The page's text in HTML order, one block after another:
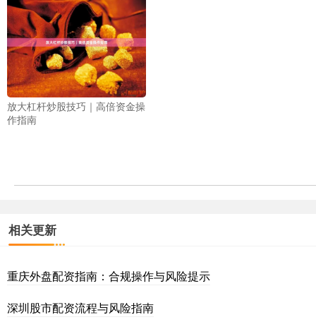
放大杠杆炒股技巧｜高倍资金操
作指南
相关更新
重庆外盘配资指南：合规操作与风险提示
深圳股市配资流程与风险指南